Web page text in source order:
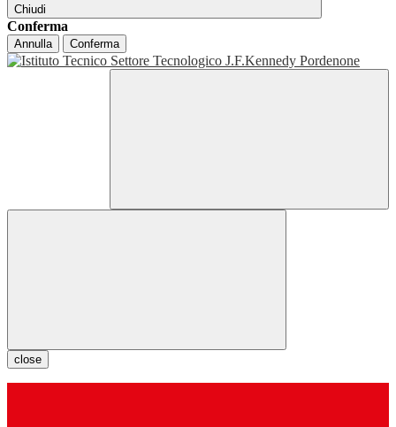
Chiudi
Conferma
Annulla Conferma
close